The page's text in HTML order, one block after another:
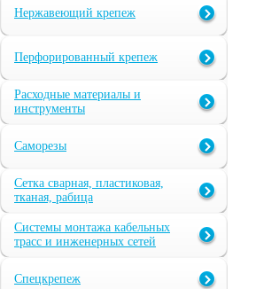
Нержавеющий крепеж
Перфорированный крепеж
Расходные материалы и
инструменты
Саморезы
Сетка сварная, пластиковая,
тканая, рабица
Системы монтажа кабельных
трасс и инженерных сетей
Спецкрепеж